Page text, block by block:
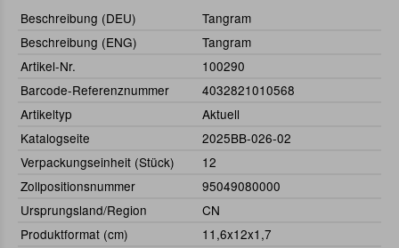
Beschreibung (DEU)
Tangram
Beschreibung (ENG)
Tangram
Artikel-Nr.
100290
Barcode-Referenznummer
4032821010568
Artikeltyp
Aktuell
Katalogseite
2025BB-026-02
Verpackungseinheit (Stück)
12
Zollpositionsnummer
95049080000
Ursprungsland/Region
CN
Produktformat (cm)
11,6x12x1,7